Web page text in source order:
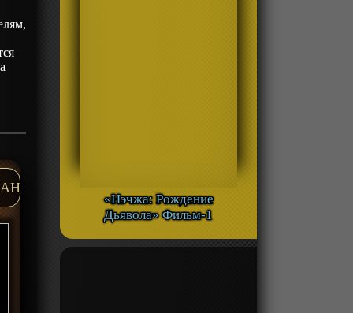
AH
«Нэчжа: Рождение
Дьявола» Фильм-1